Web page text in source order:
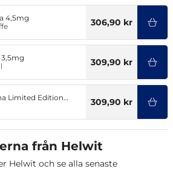
4,5mg
306,90 kr
309,90 kr
Limited Edition
309,90 kr
från Helwit
Helwit och se alla senaste